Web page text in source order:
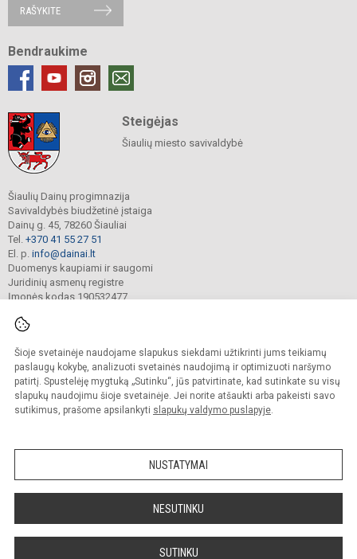
Šioje svetainėje naudojame slapukus siekdami užtikrinti jums teikiamų
paslaugų kokybę, analizuoti svetainės naudojimą ir optimizuoti naršymo
patirtį. Spustelėję mygtuką „Sutinku“, jūs patvirtinate, kad sutinkate su visų
slapukų naudojimu šioje svetainėje. Jei norite atšaukti arba pakeisti savo
sutikimus, prašome apsilankyti slapukų valdymo puslapyje.
NUSTATYMAI
NESUTINKU
SUTINKU
RAŠYKITE
Bendraukime
Steigėjas
Šiaulių miesto savivaldybė
Šiaulių Dainų progimnazija
Savivaldybės biudžetinė įstaiga
Dainų g. 45, 78260 Šiauliai
Tel. +370 41 55 27 51
El. p. info@dainai.lt
Duomenys kaupiami ir saugomi
Juridinių asmenų registre
Įmonės kodas 190532477
© 2023. Šiaulių Dainų progimnazija. Visos teisės saugomos.
Kopijuoti turinį be raštiško gimnazijos sutikimo griežtai draudžiama.
Prieinamumo paraiška Slapukų politika
Sumanus būdas atnaujinti